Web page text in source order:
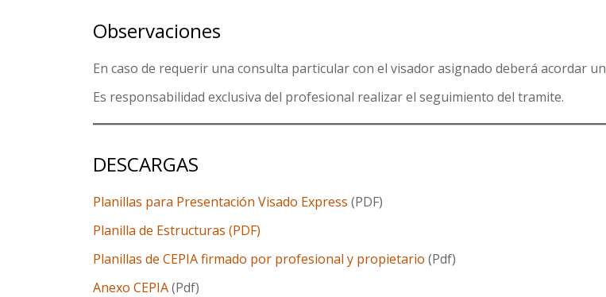
Observaciones
En caso de requerir una consulta particular con el visador asignado deberá acordar un
Es responsabilidad exclusiva del profesional realizar el seguimiento del tramite.
DESCARGAS
Planillas para Presentación Visado Express (PDF)
Planilla de Estructuras (PDF)
Planillas de CEPIA firmado por profesional y propietario (Pdf)
Anexo CEPIA(Pdf)